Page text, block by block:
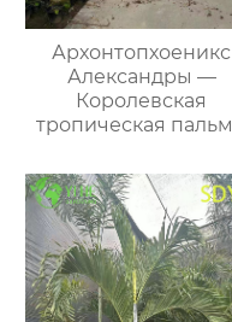
Архонтопхоеникс
Александры —
Королевская
тропическая
декоративная,
интерьеров,